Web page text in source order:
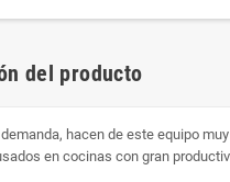
del producto
hacen de este equipo
en cocinas con gran